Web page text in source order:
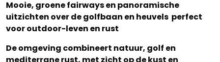
Mooie, groene fairways en panoramische
uitzichten over de golfbaan en heuvels perfect
voor outdoor-leven en rust
De omgeving combineert natuur, golf en
mediterrane rust, met zicht op de kust en